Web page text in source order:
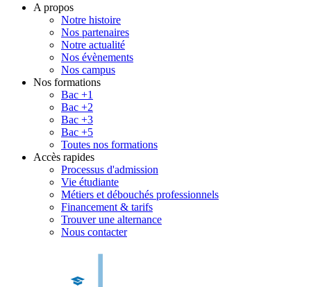
A propos
Notre histoire
Nos partenaires
Notre actualité
Nos évènements
Nos campus
Nos formations
Bac +1
Bac +2
Bac +3
Bac +5
Toutes nos formations
Accès rapides
Processus d'admission
Vie étudiante
Métiers et débouchés professionnels
Financement & tarifs
Trouver une alternance
Nous contacter